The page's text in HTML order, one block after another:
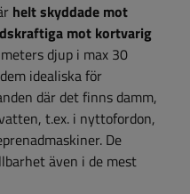
helt skyddade mot
mot kortvarig
djup i max 30
idealiska för
där det finns damm,
t.ex. i nyttofordon,
De
även i de mest